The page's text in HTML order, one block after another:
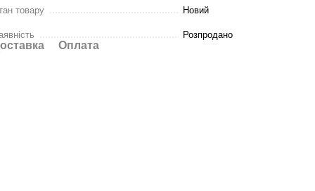
товару Новий
Розпродано
Оплата